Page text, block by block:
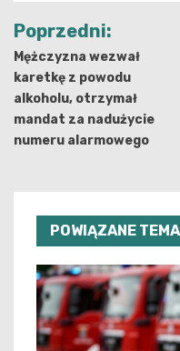
Nawigacja
wpisu
Poprzedni:
Mężczyzna wezwał
karetkę z powodu
alkoholu, otrzymał
mandat za nadużycie
numeru alarmowego
POWIĄZANE